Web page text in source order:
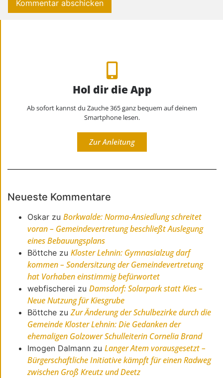
Hol dir die App
Ab sofort kannst du Zauche 365 ganz bequem auf deinem
Smartphone lesen.
Zur Anleitung
Neueste Kommentare
Oskar zu Borkwalde: Norma-Ansiedlung schreitet
voran – Gemeindevertretung beschließt Auslegung
eines Bebauungsplans
Böttche zu Kloster Lehnin: Gymnasialzug darf
kommen – Sondersitzung der Gemeindevertretung
hat Vorhaben einstimmig befürwortet
webfischerei zu Damsdorf: Solarpark statt Kies –
Neue Nutzung für Kiesgrube
Böttche zuZur Änderung der Schulbezirke durch die
Gemeinde Kloster Lehnin: Die Gedanken der
ehemaligen Golzower Schulleiterin Cornelia Brand
Imogen Dalmann zu Langer Atem vorausgesetzt –
Bürgerschaftliche Initiative kämpft für einen Radweg
zwischen Groß Kreutz und Deetz